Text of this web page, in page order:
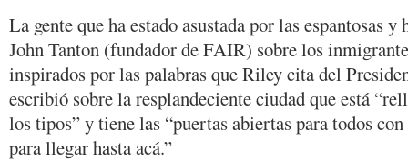
La gente que ha estado asustada por las espantosas
John Tanton (fundador de FAIR) sobre los
inspirados por las palabras que Riley cita del
escribió sobre la resplandeciente ciudad que está
los tipos” y tiene las “puertas abiertas para todos
para llegar hasta acá.”